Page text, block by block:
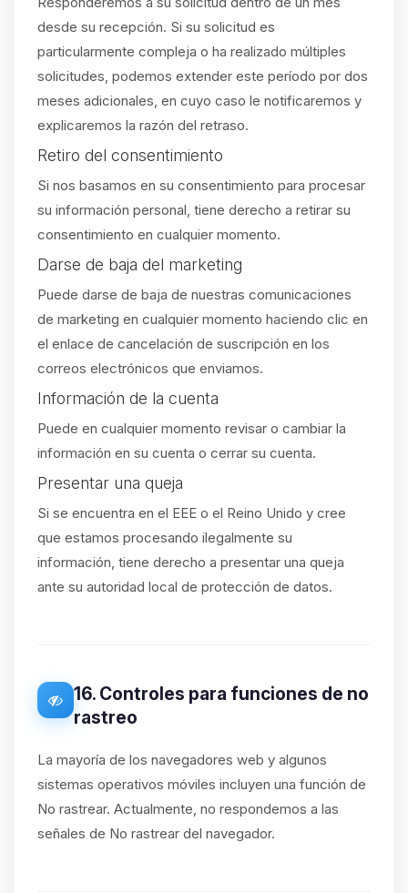
desde su recepción. Si su solicitud es
particularmente compleja o ha realizado múltiples
solicitudes, podemos extender este período por dos
meses adicionales, en cuyo caso le notificaremos y
explicaremos la razón del retraso.
Retiro del consentimiento
Si nos basamos en su consentimiento para procesar
su información personal, tiene derecho a retirar su
consentimiento en cualquier momento.
Darse de baja del marketing
Puede darse de baja de nuestras comunicaciones
de marketing en cualquier momento haciendo clic en
el enlace de cancelación de suscripción en los
correos electrónicos que enviamos.
Información de la cuenta
Puede en cualquier momento revisar o cambiar la
información en su cuenta o cerrar su cuenta.
Presentar una queja
Si se encuentra en el EEE o el Reino Unido y cree
que estamos procesando ilegalmente su
información, tiene derecho a presentar una queja
ante su autoridad local de protección de datos.
16. Controles para funciones de no
rastreo
La mayoría de los navegadores web y algunos
sistemas operativos móviles incluyen una función de
No rastrear. Actualmente, no respondemos a las
señales de No rastrear del navegador.